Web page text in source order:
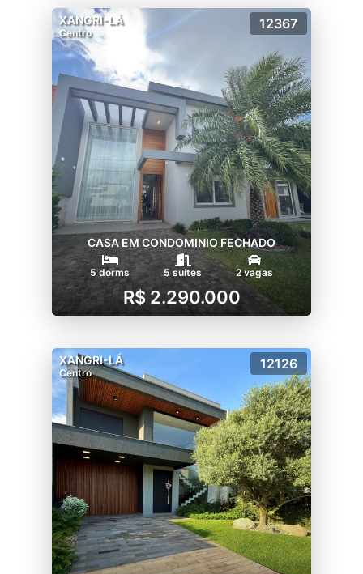
XANGRI-LÁ
Centro
12367
CASA EM CONDOMINIO FECHADO
5 dorms 5 suítes 2 vagas
R$ 2.290.000
XANGRI-LÁ
Centro
12126